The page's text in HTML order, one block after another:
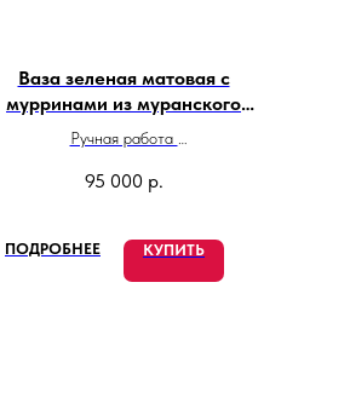
Ваза зеленая матовая с
мурринами из муранского
стекла
Ручная работа
Сделано в Италии
95 000 р.
ПОДРОБНЕЕ КУПИТЬ